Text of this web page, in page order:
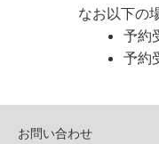
なお以下の
予約
予約
お問い合わせ